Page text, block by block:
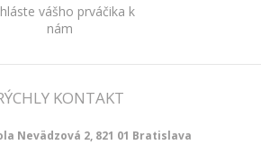
vášho prváčika k
nám
KONTAKT
Nevädzová 2, 821 01 Bratislava